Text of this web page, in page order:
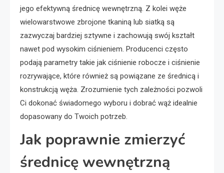
jego efektywną średnicę wewnętrzną. Z kolei węże
wielowarstwowe zbrojone tkaniną lub siatką są
zazwyczaj bardziej sztywne i zachowują swój kształt
nawet pod wysokim ciśnieniem. Producenci często
podają parametry takie jak ciśnienie robocze i ciśnienie
rozrywające, które również są powiązane ze średnicą i
konstrukcją węża. Zrozumienie tych zależności pozwoli
Ci dokonać świadomego wyboru i dobrać wąż idealnie
dopasowany do Twoich potrzeb.
Jak poprawnie zmierzyć
średnicę wewnętrzną